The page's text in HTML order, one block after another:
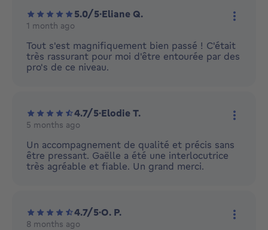
5.0/5·Eliane Q.
1 month ago
Tout s'est magnifiquement bien passé ! C'était
très rassurant pour moi d'être entourée par des
pro's de ce niveau.
4.7/5·Elodie T.
5 months ago
Un accompagnement de qualité et précis sans
être pressant. Gaëlle a été une interlocutrice
très agréable et fiable. Un grand merci.
4.7/5·O. P.
8 months ago